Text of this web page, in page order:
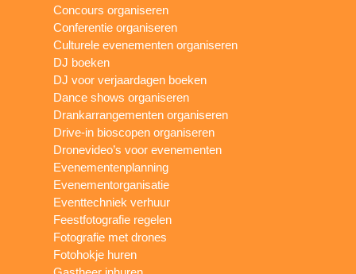
Concours organiseren
Conferentie organiseren
Culturele evenementen organiseren
DJ boeken
DJ voor verjaardagen boeken
Dance shows organiseren
Drankarrangementen organiseren
Drive-in bioscopen organiseren
Dronevideo’s voor evenementen
Evenementenplanning
Evenementorganisatie
Eventtechniek verhuur
Feestfotografie regelen
Fotografie met drones
Fotohokje huren